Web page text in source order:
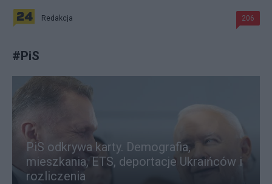
Redakcja 206
#PiS
PiS odkrywa karty. Demografia,
mieszkania, ETS, deportacje Ukraińców i
rozliczenia